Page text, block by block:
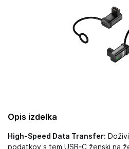
Opis izdelka
High-Speed Data Transfer:
podatkov s tem USB-C ženski na